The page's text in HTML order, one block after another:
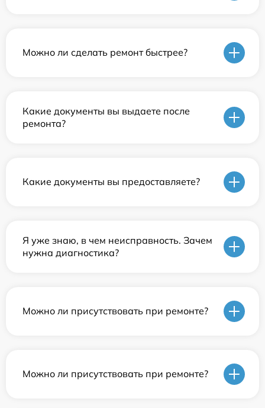
Можно ли сделать ремонт быстрее?
Какие документы вы выдаете после
ремонта?
Какие документы вы предоставляете?
Я уже знаю, в чем неисправность. Зачем
нужна диагностика?
Можно ли присутствовать при ремонте?
Можно ли присутствовать при ремонте?